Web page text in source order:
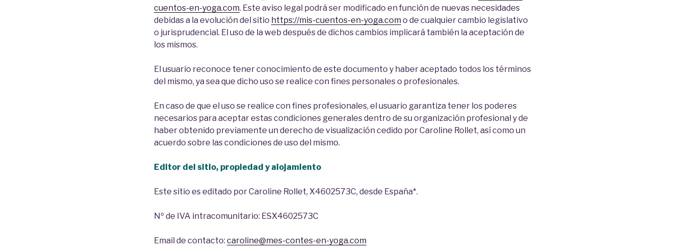
cuentos-en-yoga.com. Este aviso legal podrá ser modificado en función de nuevas necesidades
debidas a la evolución del sitio https://mis-cuentos-en-yoga.com o de cualquier cambio legislativo
o jurisprudencial. El uso de la web después de dichos cambios implicará también la aceptación de
los mismos.
El usuario reconoce tener conocimiento de este documento y haber aceptado todos los términos
del mismo, ya sea que dicho uso se realice con fines personales o profesionales.
En caso de que el uso se realice con fines profesionales, el usuario garantiza tener los poderes
necesarios para aceptar estas condiciones generales dentro de su organización profesional y de
haber obtenido previamente un derecho de visualización cedido por Caroline Rollet, así como un
acuerdo sobre las condiciones de uso del mismo.
Editor del sitio, propiedad y alojamiento
Este sitio es editado por Caroline Rollet, X4602573C, desde España*.
Nº de IVA intracomunitario: ESX4602573C
Email de contacto: caroline@mes-contes-en-yoga.com